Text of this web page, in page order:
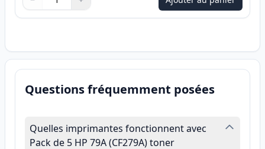
Quantité
Utilisez les boutons pour ajuster
Quantité
Questions fréquemment posées
Quelles imprimantes fonctionnent avec
Pack de 5 HP 79A (CF279A) toner